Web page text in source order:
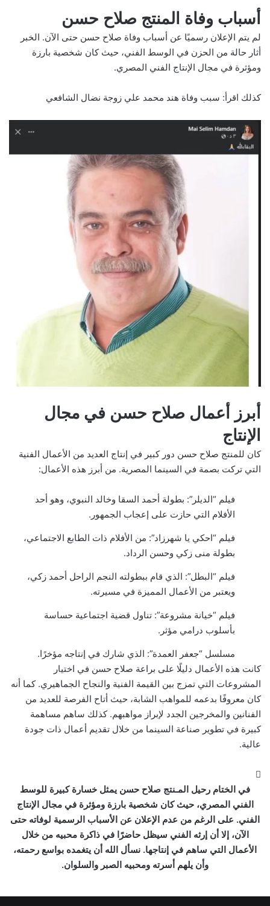
أسباب وفاة المنتج صلاح حسن
لم يتم الإعلان رسميًا عن أسباب وفاة صلاح حسن حتى الآن. الخبر
أثار حالة من الحزن في الوسط الفني، حيث كان شخصية بارزة
ومؤثرة في مجال الإنتاج الفني المصري.
كذلك اقرأ: سبب وفاة هند محمد علي زوجة نضال الشافعي
أبرز أعمال صلاح حسن في مجال
الإنتاج
كان للمنتج صلاح حسن دور كبير في إنتاج العديد من الأعمال الفنية
التي تركت بصمة في السينما المصرية. من أبرز هذه الأعمال:
فيلم “الديلر”: بطولة أحمد السقا وخالد النبوي، وهو أحد
الأفلام التي حازت على إعجاب الجمهور.
فيلم “احكي يا شهرزاد”: من الأفلام ذات الطابع الاجتماعي،
بطولة منى زكي وحسن الرداد.
فيلم “البطل”: الذي قام ببطولته النجم الراحل أحمد زكي،
ويعتبر من الأعمال المميزة في مسيرته.
فيلم “خيانة مشروعة”: تناول قضية اجتماعية حساسة
بأسلوب درامي مؤثر.
مسلسل “جعفر العمدة”: الذي شارك في إنتاجه مؤخرًا.
كانت هذه الأعمال دليلًا على براعة صلاح حسن في اختيار
المشروعات التي تمزج بين القيمة الفنية والنجاح الجماهيري. كما أنه
كان معروفًا بدعمه للمواهب الشابة، حيث أتاح الفرصة للعديد من
الفنانين والمخرجين الجدد لإبراز مواهبهم. كذلك ساهم مساهمة
كبيرة في تطوير صناعة السينما من خلال تقديم أعمال ذات جودة
عالية.
في الختام رحيل المـنتج صلاح حسن يمثل خسارة كبيرة للوسط
الفني المصري، حيث كان شخصية بارزة ومؤثرة في مجال الإنتاج
الفني. على الرغم من عدم الإعلان عن الأسباب الرسمية لوفاته حتى
الآن، إلا أن إرثه الفني سيظل حاضرًا في ذاكرة محبيه من خلال
الأعمال التي ساهم في إنتاجها. نسأل الله أن يتغمده بواسع رحمته،
وأن يلهم أسرته ومحبيه الصبر والسلوان.